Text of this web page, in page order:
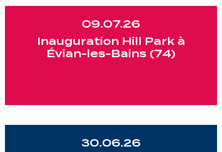
09.07.26
Inauguration Hill Park à
Évian-les-Bains (74)
30.06.26